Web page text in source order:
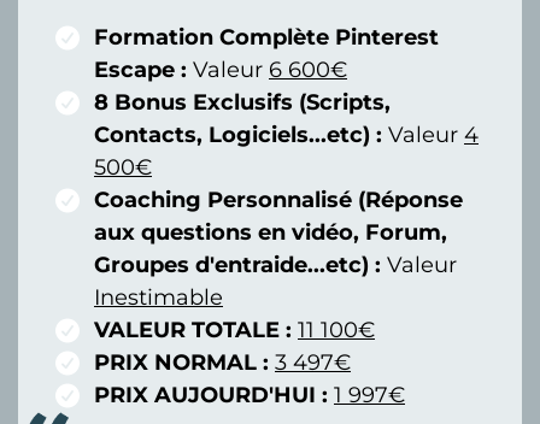
Formation Complète Pinterest
Escape : Valeur 6 600€
8 Bonus Exclusifs (Scripts,
Contacts, Logiciels...etc) : Valeur 4
500€
Coaching Personnalisé (Réponse
aux questions en vidéo, Forum,
Groupes d'entraide...etc) : Valeur
Inestimable
VALEUR TOTALE : 11 100€
PRIX NORMAL : 3 497€
PRIX AUJOURD'HUI : 1 997€